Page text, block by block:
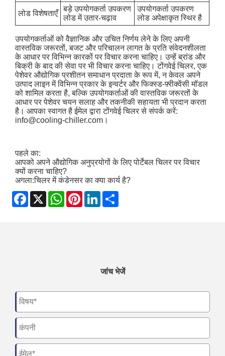
लोड विशेषताएँ
बड़े उपयोगकर्ता उपकरण
लोड में उतार-चढ़ाव
उपयोगकर्ता उपकरण
लोड अपेक्षाकृत स्थिर है
उपयोगकर्ताओं को वैज्ञानिक और उचित निर्णय लेने के लिए अपनी
वास्तविक जरूरतों, बजट और परिचालन लागत के प्रति संवेदनशीलता
के आधार पर विभिन्न कारकों पर विचार करना चाहिए। उन्हें ब्रांड और
बिक्री के बाद की सेवा पर भी विचार करना चाहिए। टोंगवेई चिलर, एक
पेशेवर औद्योगिक प्रशीतन समाधान प्रदाता के रूप में, न केवल अपने
उत्पाद लाइन में विभिन्न प्रकार के इन्वर्टर और फिक्स्ड-फ़्रीक्वेंसी मॉडल
को शामिल करता है, बल्कि उपयोगकर्ताओं की वास्तविक जरूरतों के
आधार पर पेशेवर चयन सलाह और तकनीकी सहायता भी प्रदान करता
है। आपका स्वागत है ईमेल द्वारा टोंगवेई चिलर से संपर्क करें:
info@cooling-chiller.com ।
पहले का:
आपको अपने औद्योगिक अनुप्रयोगों के लिए पोर्टेबल चिलर पर विचार
क्यों करना चाहिए?
अगला:चिलर में कंडेनसर का क्या कार्य है?
Facebook
X WhatsApp
PinterestLinkedIn
जांच भेजें